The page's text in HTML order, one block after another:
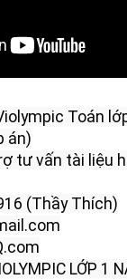
Toán
án)
(Thầy Thích)
LỚP 1